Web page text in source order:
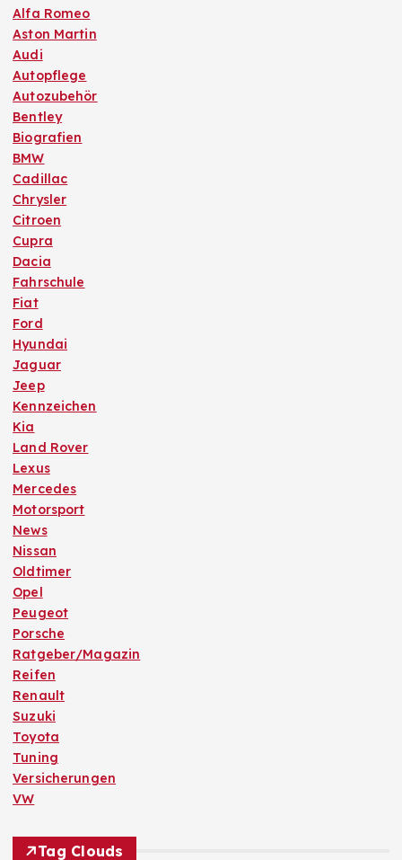
Alfa Romeo
Aston Martin
Audi
Autopflege
Autozubehör
Bentley
Biografien
BMW
Cadillac
Chrysler
Citroen
Cupra
Dacia
Fahrschule
Fiat
Ford
Hyundai
Jaguar
Jeep
Kennzeichen
Kia
Land Rover
Lexus
Mercedes
Motorsport
News
Nissan
Oldtimer
Opel
Peugeot
Porsche
Ratgeber/Magazin
Reifen
Renault
Suzuki
Toyota
Tuning
Versicherungen
VW
Tag Clouds